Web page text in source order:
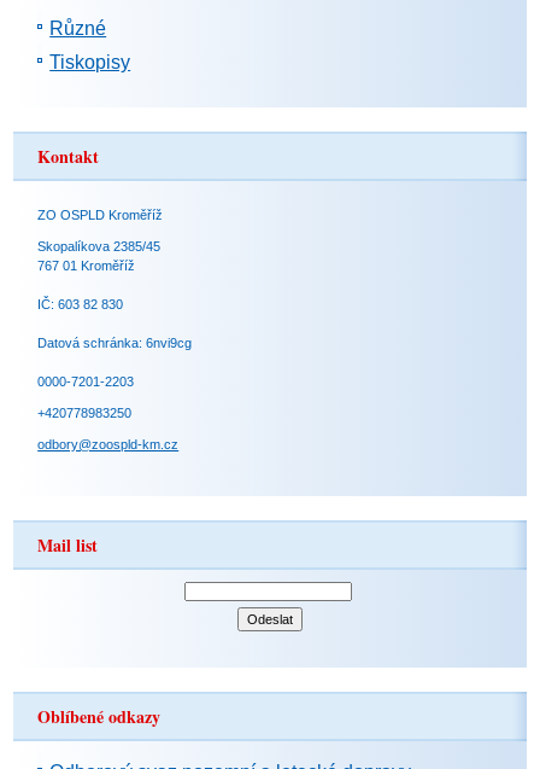
Různé
Tiskopisy
Kontakt
ZO OSPLD Kroměříž
Skopalíkova 2385/45
767 01 Kroměříž
IČ: 603 82 830
Datová schránka: 6nvi9cg
0000-7201-2203
+420778983250
odbory@zoospld-km.cz
Mail list
Oblíbené odkazy